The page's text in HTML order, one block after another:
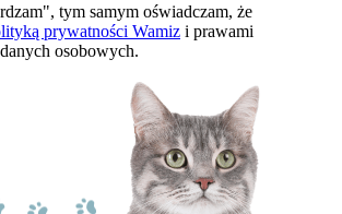
tym samym oświadczam, że
prywatności Wamiz i prawami
osobowych.